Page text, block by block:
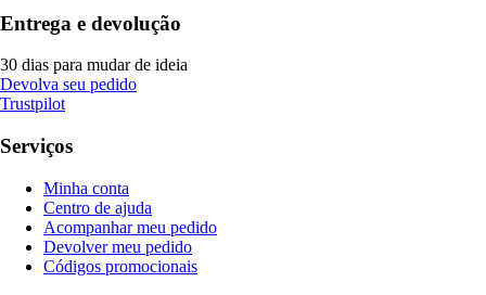
Entrega e devolução
30 dias para mudar de ideia
Devolva seu pedido
Trustpilot
Serviços
Minha conta
Centro de ajuda
Acompanhar meu pedido
Devolver meu pedido
Códigos promocionais